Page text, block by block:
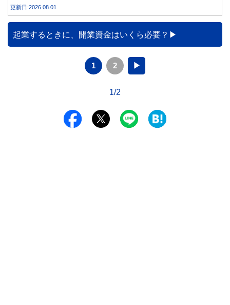
データをもとに、節約効果の目安と快適に過ごすためのポイ
ントを分かりやすく解説します。
更新日:2026.08.01
起業するときに、開業資金はいくら必要？
1 2 ▶
1/2